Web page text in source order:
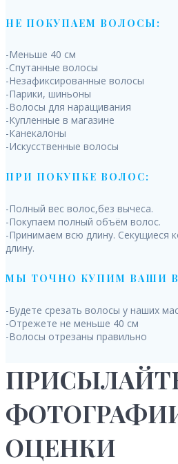
НЕ ПОКУПАЕМ ВОЛОСЫ:
-Меньше 40 см
-Спутанные волосы
-Незафиксированные волосы
-Парики, шиньоны
-Волосы для наращивания
-Купленные в магазине
-Канекалоны
-Искусственные волосы
ПРИ ПОКУПКЕ ВОЛОС:
-Полный вес волос,без вычеса.
-Покупаем полный объём волос.
-Принимаем всю длину. Секущиеся
длину.
МЫ ТОЧНО КУПИМ ВАШИ
-Будете срезать волосы у наших
-Отрежете не меньше 40 см
-Волосы отрезаны правильно
ОЦЕНКИ